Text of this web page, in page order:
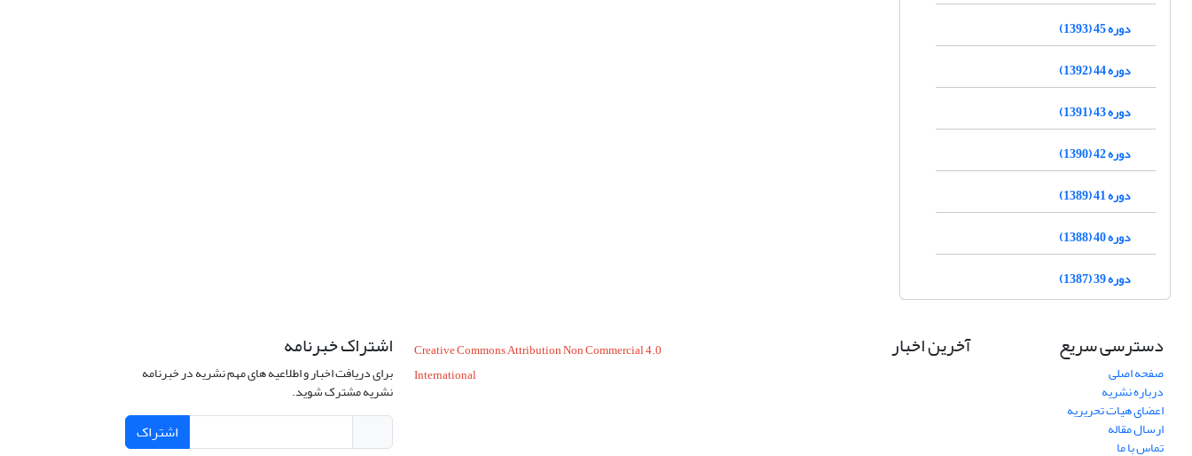
دوره 45 (1393)
دوره 44 (1392)
دوره 43 (1391)
دوره 42 (1390)
دوره 41 (1389)
دوره 40 (1388)
دوره 39 (1387)
دسترسی سریع
صفحه اصلی
درباره نشریه
اعضای هیات تحریریه
ارسال مقاله
تماس با ما
آخرین اخبار
Creative Commons Attribution Non Commercial 4.0
International
اشتراک خبرنامه
برای دریافت اخبار و اطلاعیه های مهم نشریه در خبرنامه
نشریه مشترک شوید.
اشتراک